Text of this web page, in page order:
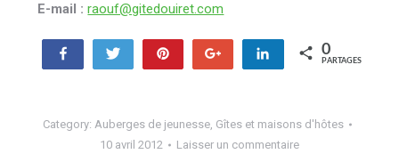
E-mail : raouf@gitedouiret.com
Partagez Tweetez Enregistrer Partagez
0
PARTAGES
Category: Auberges de jeunesse, Gîtes et maisons d'hôtes
10 avril 2012
Laisser un commentaire